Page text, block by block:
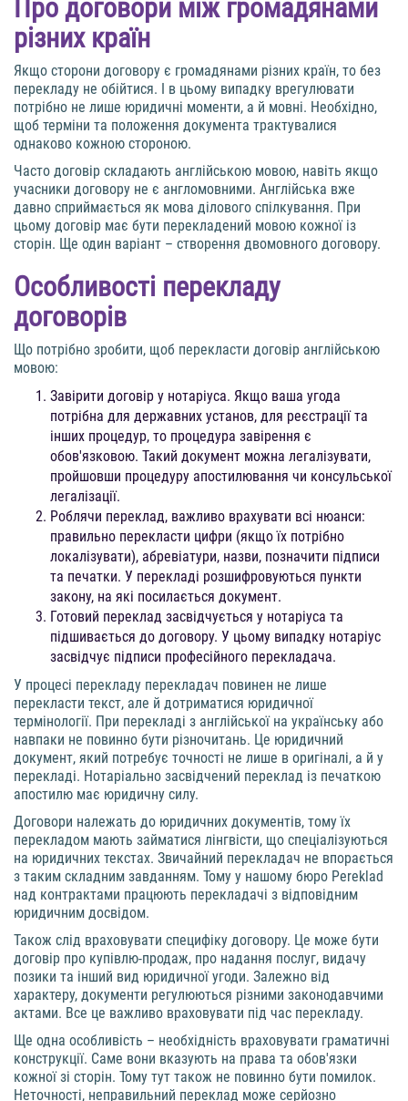
Про договори між громадянами
різних країн
Якщо сторони договору є громадянами різних країн, то без
перекладу не обійтися. І в цьому випадку врегулювати
потрібно не лише юридичні моменти, а й мовні. Необхідно,
щоб терміни та положення документа трактувалися
однаково кожною стороною.
Часто договір складають англійською мовою, навіть якщо
учасники договору не є англомовними. Англійська вже
давно сприймається як мова ділового спілкування. При
цьому договір має бути перекладений мовою кожної із
сторін. Ще один варіант – створення двомовного договору.
Особливості перекладу
договорів
Що потрібно зробити, щоб перекласти договір англійською
мовою:
Завірити договір у нотаріуса. Якщо ваша угода
потрібна для державних установ, для реєстрації та
інших процедур, то процедура завірення є
обов'язковою. Такий документ можна легалізувати,
пройшовши процедуру апостилювання чи консульської
легалізації.
Роблячи переклад, важливо врахувати всі нюанси:
правильно перекласти цифри (якщо їх потрібно
локалізувати), абревіатури, назви, позначити підписи
та печатки. У перекладі розшифровуються пункти
закону, на які посилається документ.
Готовий переклад засвідчується у нотаріуса та
підшивається до договору. У цьому випадку нотаріус
засвідчує підписи професійного перекладача.
У процесі перекладу перекладач повинен не лише
перекласти текст, але й дотриматися юридичної
термінології. При перекладі з англійської на українську або
навпаки не повинно бути різночитань. Це юридичний
документ, який потребує точності не лише в оригіналі, а й у
перекладі. Нотаріально засвідчений переклад із печаткою
апостилю має юридичну силу.
Договори належать до юридичних документів, тому їх
перекладом мають займатися лінгвісти, що спеціалізуються
на юридичних текстах. Звичайний перекладач не впорається
з таким складним завданням. Тому у нашому бюро Pereklad
над контрактами працюють перекладачі з відповідним
юридичним досвідом.
Також слід враховувати специфіку договору. Це може бути
договір про купівлю-продаж, про надання послуг, видачу
позики та інший вид юридичної угоди. Залежно від
характеру, документи регулюються різними законодавчими
актами. Все це важливо враховувати під час перекладу.
Ще одна особливість – необхідність враховувати граматичні
конструкції. Саме вони вказують на права та обов'язки
кожної зі сторін. Тому тут також не повинно бути помилок.
Неточності, неправильний переклад може серйозно